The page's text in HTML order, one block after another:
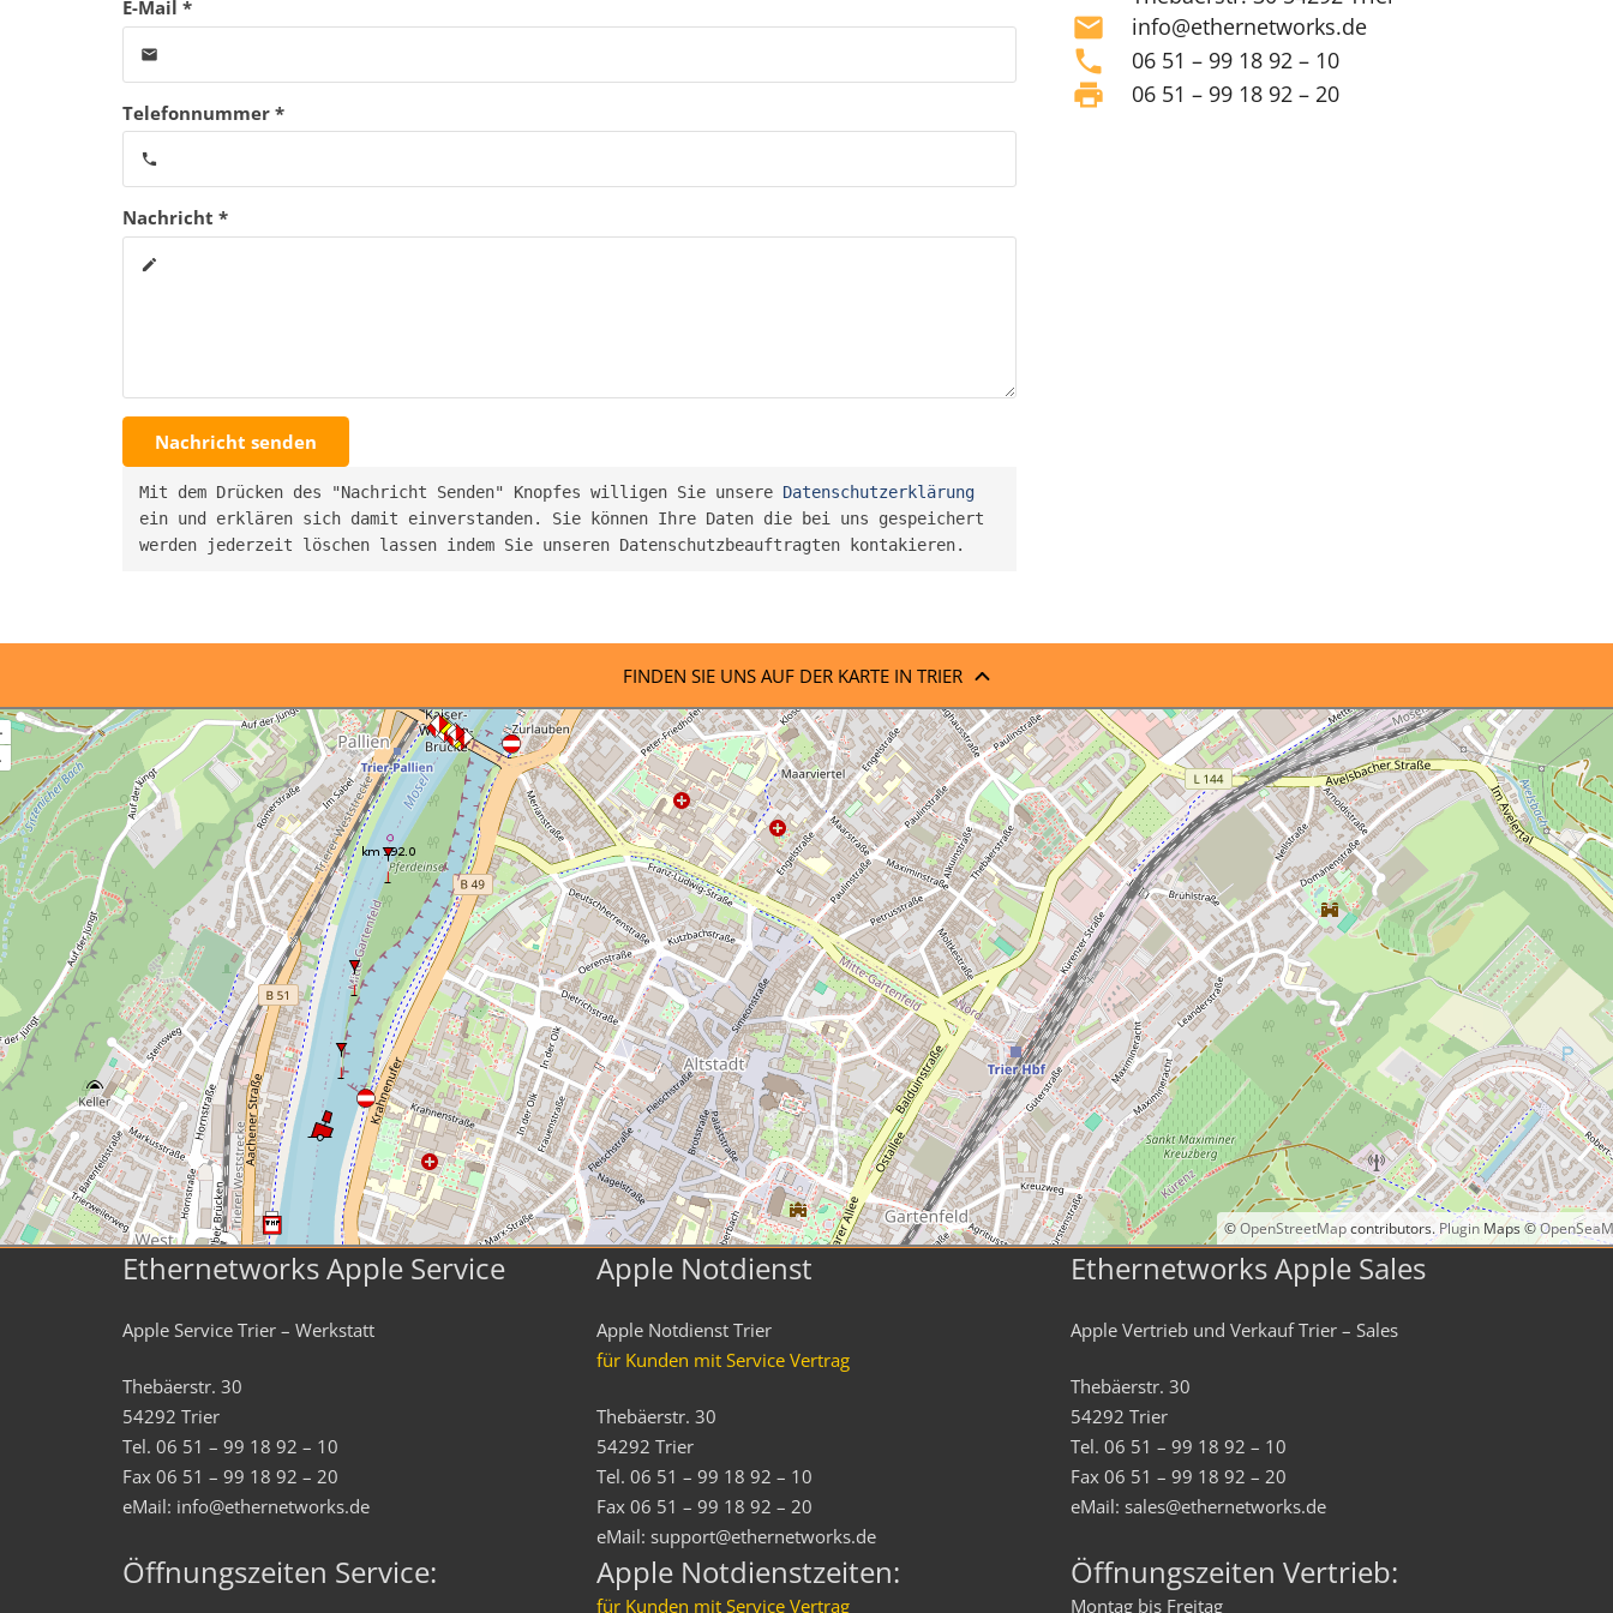
E-Mail *
email
Telefonnummer *
phone
Nachricht *
create
Nachricht senden
Mit dem Drücken des "Nachricht Senden" Knopfes willigen Sie unsere Datenschutzerklärung
ein und erklären sich damit einverstanden. Sie können Ihre Daten die bei uns gespeichert
werden jederzeit löschen lassen indem Sie unseren Datenschutzbeauftragten kontakieren.
mail info@ethernetworks.de
phone 06 51 – 99 18 92 – 10
print 06 51 – 99 18 92 – 20
FINDEN SIE UNS AUF DER KARTE IN TRIER
©OpenStreetMapcontributors.Plugin Maps ©
Ethernetworks Apple Service
Apple Service Trier – Werkstatt
Thebäerstr. 30
54292 Trier
Tel. 06 51 – 99 18 92 – 10
Fax 06 51 – 99 18 92 – 20
eMail: info@ethernetworks.de
Apple Notdienst
Apple Notdienst Trier
für Kunden mit Service Vertrag
Thebäerstr. 30
54292 Trier
Tel. 06 51 – 99 18 92 – 10
Fax 06 51 – 99 18 92 – 20
eMail: support@ethernetworks.de
Ethernetworks Apple Sales
Apple Vertrieb und Verkauf Trier – Sales
Thebäerstr. 30
54292 Trier
Tel. 06 51 – 99 18 92 – 10
Fax 06 51 – 99 18 92 – 20
eMail: sales@ethernetworks.de
Öffnungszeiten Service: Apple Notdienstzeiten:
für Kunden mit Service Vertrag
Öffnungszeiten Vertrieb:
Montag bis Freitag